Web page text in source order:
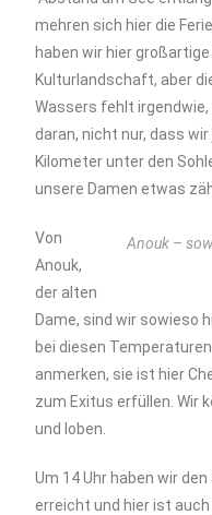
mehren sich hier die
haben wir hier
Kulturlandschaft, aber
Wassers fehlt
daran, nicht nur, dass
Kilometer unter den
unsere Damen etwas
Anouk –
Von
Anouk,
der alten
Dame, sind wir sowieso
bei diesen
anmerken, sie ist hier
zum Exitus erfüllen. Wir
und loben.
Um 14 Uhr haben wir
erreicht und hier ist